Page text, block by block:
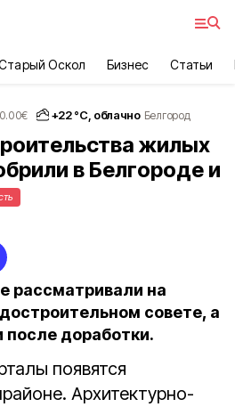
Оскол Бизнес Статьи
€ +22°С, облачно Белгород
жилых
в Белгороде и
рассматривали на
совете, а
после доработки.
появятся
Архитектурно-